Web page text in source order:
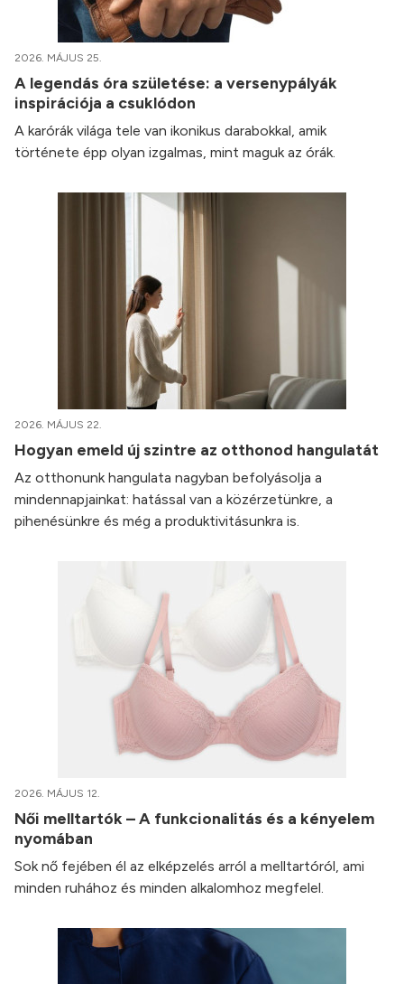
2026. MÁJUS 25.
A legendás óra születése: a versenypályák
inspirációja a csuklódon
A karórák világa tele van ikonikus darabokkal, amik
története épp olyan izgalmas, mint maguk az órák.
2026. MÁJUS 22.
Hogyan emeld új szintre az otthonod hangulatát
Az otthonunk hangulata nagyban befolyásolja a
mindennapjainkat: hatással van a közérzetünkre, a
pihenésünkre és még a produktivitásunkra is.
2026. MÁJUS 12.
Női melltartók – A funkcionalitás és a kényelem
nyomában
Sok nő fejében él az elképzelés arról a melltartóról, ami
minden ruhához és minden alkalomhoz megfelel.